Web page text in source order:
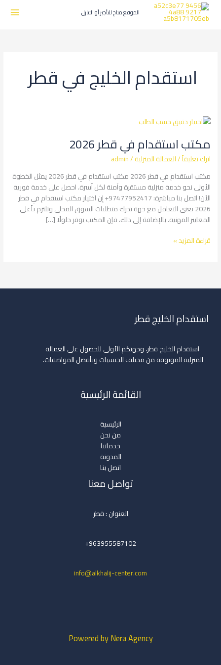
الموقع متاج للتأجير أو التنازل
استقدام الخليج في قطر
مكتب استقدام في قطر 2026
اترك تعليقاً/العمالة المنزلية/
admin
مكتب استقدام في قطر 2026 مكتب استقدام في قطر 2026 يمثل الخطوة
الأولى نحو خدمة منزلية مستقرة وآمنة لكل أسرة. احصل على خدمة فورية
الآن! اتصل بنا مباشرة: 97477952417+ إن اختيار مكتب استقدام في قطر
2026 يعني التعامل مع جهة تدرك متطلبات السوق المحلي وتلتزم بأعلى
المعايير المهنية. بالإضافة إلى ذلك، فإن المكتب يوفر حلولًا […]
مكتب
في
قطر
2026
قراءة المزيد »
استقدام الخليج قطر
استقدام الخليج قطر، وجهتكم الأولى للحصول على العمالة
المنزلية الموثوقة من مختلف الجنسيات وبأفضل المواصفات.
القائمة الرئيسية
الرئيسية
من نحن
خدماتنا
المدونة
اتصل بنا
تواصل معنا
العنوان : قطر
963955587102+
info@alkhalij-center.com
Powered by Nera Agency